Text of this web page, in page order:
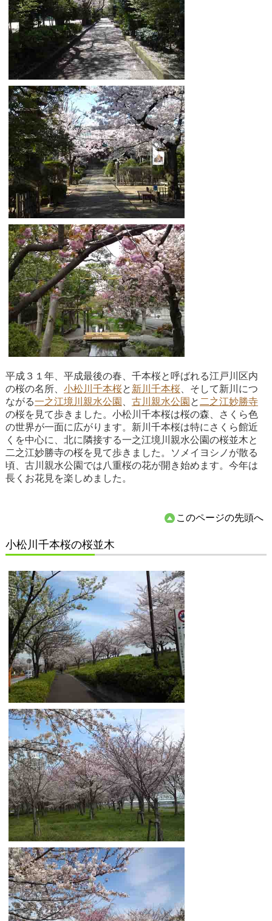
平成３１年、平成最後の春、千本桜と呼ばれる江戸川区内
の桜の名所、 小松川千本桜と 新川千本桜、そして新川につ
ながる一之江境川親水公園 古川親水公園 と 二之江妙勝寺
の桜を見て歩きました。小松川千本桜は桜の森、さくら色
の世界が一面に広がります。新川千本桜は特にさくら館近
くを中心に、北に隣接する一之江境川親水公園の桜並木と
二之江妙勝寺の桜を見て歩きました。ソメイヨシノが散る
頃、古川親水公園では八重桜の花が開き始めます。今年は
長くお花見を楽しめました。
このページの先頭へ
小松川千本桜の桜並木